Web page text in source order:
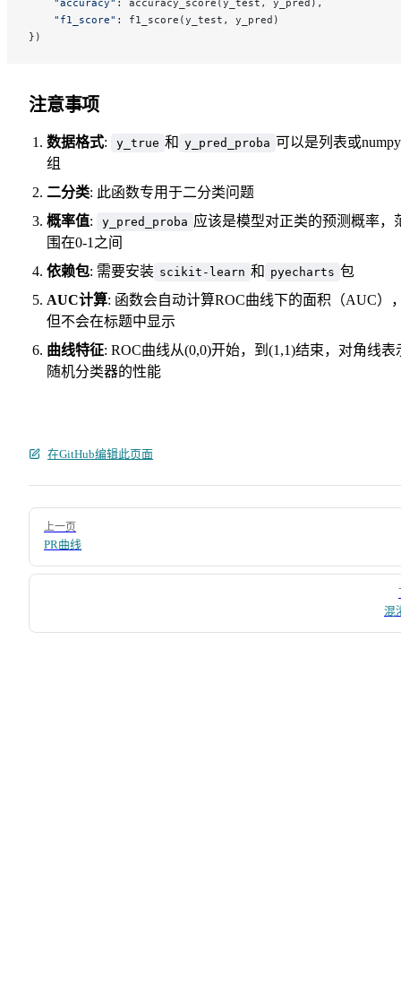
    "accuracy"
: accuracy_score(y_test, y_pred),
    "f1_score"
: f1_score(y_test, y_pred)
})
注意事项
数据格式: y_true 和 y_pred_proba 可以是列表或
组
二分类: 此函数专用于二分类问题
概率值: y_pred_proba 应该是模型对正类的预测概率，
围在0-1之间
依赖包: 需要安装 scikit-learn 和 pyecharts 包
AUC计算: 函数会自动计算ROC曲线下的面积（AUC）
但不会在标题中显示
曲线特征: ROC曲线从(0,0)开始，到(1,1)结束，对角线表
随机分类器的性能
在GitHub编辑此页面
Pager
上一页
PR曲线
混